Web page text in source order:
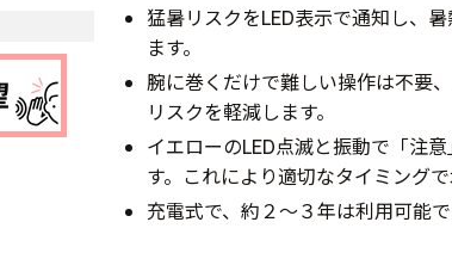
猛暑リスクをLED表示で通知し、
ます。
腕に巻くだけで難しい操作は不要
リスクを軽減します。
イエローのLED点滅と振動で「注
す。これにより適切なタイミング
充電式で、約２～３年は利用可能で